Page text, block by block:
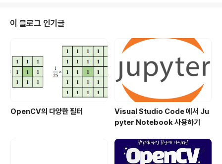
오지랆 부리고 올해는 정말정말 아무도 신경안쓰고 내 할
일만해야지.. 회사사람들이랑 친하게 지내는건 줄여야겠
고.. 언제 봤다고 조금 친해졌다고 반말하는 인성이 좀 부족
한 사람들.. 하루 종일 불만에 연속에 투정부리고 앞에서는
말도 못하고.. 어떻게든 자기 일 편하게 하려고 요리조리 도
망가는 사람들.. 그런거 보다..
이 블로그 인기글
OpenCV의 다양한 필터
Visual Studio Code 에서 Ju
pyter Notebook 사용하기